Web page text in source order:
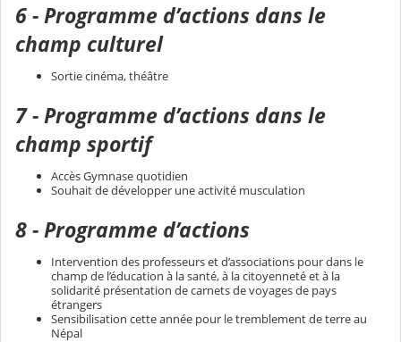
6 - Programme d’actions dans le
champ culturel
Sortie cinéma, théâtre
7 - Programme d’actions dans le
champ sportif
Accès Gymnase quotidien
Souhait de développer une activité musculation
8 - Programme d’actions
Intervention des professeurs et d’associations pour dans le
champ de l’éducation à la santé, à la citoyenneté et à la
solidarité présentation de carnets de voyages de pays
étrangers
Sensibilisation cette année pour le tremblement de terre au
Népal